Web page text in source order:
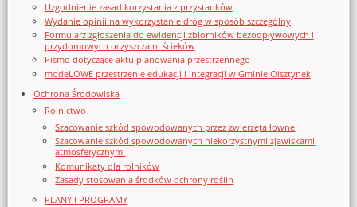
Uzgodnienie zasad korzystania z przystanków
Wydanie opinii na wykorzystanie dróg w sposób szczególny
Formularz zgłoszenia do ewidencji zbiorników bezodpływowych i
przydomowych oczyszczalni ścieków
Pismo dotyczące aktu planowania przestrzennego
modeLOWE przestrzenie edukacji i integracji w Gminie Olsztynek
Ochrona Środowiska
Rolnictwo
Szacowanie szkód spowodowanych przez zwierzęta łowne
Szacowanie szkód spowodowanych niekorzystnymi zjawiskami
atmosferycznymi
Komunikaty dla rolników
Zasady stosowania środków ochrony roślin
PLANY I PROGRAMY